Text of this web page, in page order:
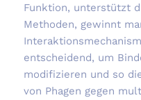
Funktion, unterstützt
Methoden, gewinnt
entscheidend, um
modifizieren und so
von Phagen gegen